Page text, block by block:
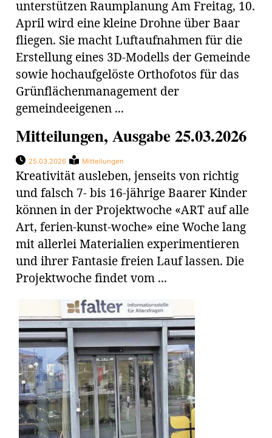
unterstützen Raumplanung Am Freitag, 10.
April wird eine kleine Drohne über Baar
fliegen. Sie macht Luftaufnahmen für die
Erstellung eines 3D-Modells der Gemeinde
sowie hochaufgelöste Orthofotos für das
Grünflächenmanagement der
gemeindeeigenen ...
Mitteilungen, Ausgabe 25.03.2026
25.03.2026 Mitteilungen
Kreativität ausleben, jenseits von richtig
und falsch 7- bis 16-jährige Baarer Kinder
können in der Projektwoche «ART auf alle
Art, ferien-kunst-woche» eine Woche lang
mit allerlei Materialien experimentieren
und ihrer Fantasie freien Lauf lassen. Die
Projektwoche findet vom ...